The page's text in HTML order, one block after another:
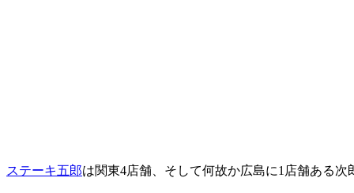
ステーキ五郎は関東4店舗、そして何故か広島に1店舗ある次